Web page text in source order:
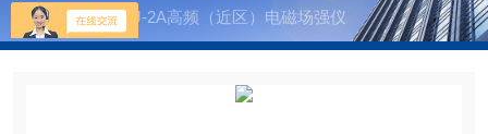
场强仪
RJ-2A高频（近区）电磁场强仪